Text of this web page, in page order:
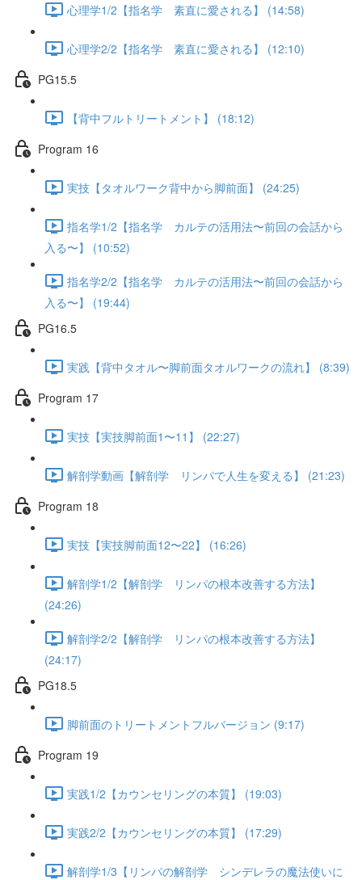
心理学1/2【指名学 素直に愛される】 (14:58)
心理学2/2【指名学 素直に愛される】 (12:10)
PG15.5
【背中フルトリートメント】 (18:12)
Program 16
実技【タオルワーク背中から脚前面】 (24:25)
指名学1/2【指名学 カルテの活用法〜前回の会話から
入る〜】 (10:52)
指名学2/2【指名学 カルテの活用法〜前回の会話から
入る〜】 (19:44)
PG16.5
実践【背中タオル〜脚前面タオルワークの流れ】 (8:39)
Program 17
実技【実技脚前面1〜11】 (22:27)
解剖学動画【解剖学 リンパで人生を変える】 (21:23)
Program 18
実技【実技脚前面12〜22】 (16:26)
解剖学1/2【解剖学 リンパの根本改善する方法】
(24:26)
解剖学2/2【解剖学 リンパの根本改善する方法】
(24:17)
PG18.5
脚前面のトリートメントフルバージョン (9:17)
Program 19
実践1/2【カウンセリングの本質】 (19:03)
実践2/2【カウンセリングの本質】 (17:29)
解剖学1/3【リンパの解剖学 シンデレラの魔法使いに